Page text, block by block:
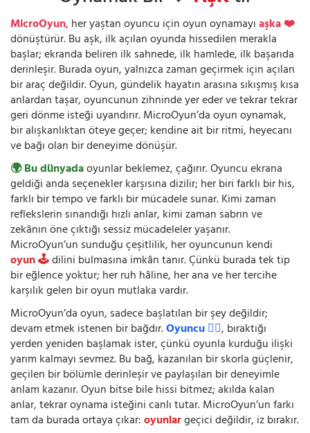
MicroOyun, her yaştan oyuncu için oyun oynamayıaşka ❤️
dönüştürür. Bu aşk, ilk açılan oyunda hissedilen merakla
başlar; ekranda beliren ilk sahnede, ilk hamlede, ilk başarıda
derinleşir. Burada oyun, yalnızca zaman geçirmek için açılan
bir araç değildir. Oyun, gündelik hayatın arasına sıkışmış kısa
anlardan taşar, oyuncunun zihninde yer eder ve tekrar tekrar
geri dönme isteği uyandırır. MicroOyun’da oyun oynamak,
bir alışkanlıktan öteye geçer; kendine ait bir ritmi, heyecanı
ve bağı olan bir deneyime dönüşür.
🌍 Bu dünyadaoyunlar beklemez, çağırır. Oyuncu ekrana
geldiği anda seçenekler karşısına dizilir; her biri farklı bir his,
farklı bir tempo ve farklı bir mücadele sunar. Kimi zaman
reflekslerin sınandığı hızlı anlar, kimi zaman sabrın ve
zekânın öne çıktığı sessiz mücadeleler yaşanır.
MicroOyun’un sunduğu çeşitlilik, her oyuncunun kendi
oyun 🕹️dilini bulmasına imkân tanır. Çünkü burada tek tip
bir eğlence yoktur; her ruh hâline, her ana ve her tercihe
karşılık gelen bir oyun mutlaka vardır.
MicroOyun’da oyun, sadece başlatılan bir şey değildir;
devam etmek istenen bir bağdır.Oyuncu 🧍‍♂️, bıraktığı
yerden yeniden başlamak ister, çünkü oyunla kurduğu ilişki
yarım kalmayı sevmez. Bu bağ, kazanılan bir skorla güçlenir,
geçilen bir bölümle derinleşir ve paylaşılan bir deneyimle
anlam kazanır. Oyun bitse bile hissi bitmez; akılda kalan
anlar, tekrar oynama isteğini canlı tutar. MicroOyun’un farkı
tam da burada ortaya çıkar:oyunlargeçici değildir, iz bırakır.